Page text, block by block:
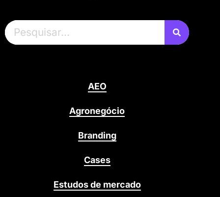
AEO
Agronegócio
Branding
Cases
Estudos de mercado